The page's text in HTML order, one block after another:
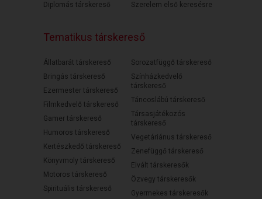
Diplomás társkereső
Szerelem első keresésre
Tematikus társkereső
Állatbarát társkereső
Bringás társkereső
Ezermester társkereső
Filmkedvelő társkereső
Gamer társkereső
Humoros társkereső
Kertészkedő társkereső
Könyvmoly társkereső
Motoros társkereső
Spirituális társkereső
Sorozatfüggő társkereső
Színházkedvelő
társkereső
Táncoslábú társkereső
Társasjátékozós
társkereső
Vegetáriánus társkereső
Zenefüggő társkereső
Elvált társkeresők
Özvegy társkeresők
Gyermekes társkeresők